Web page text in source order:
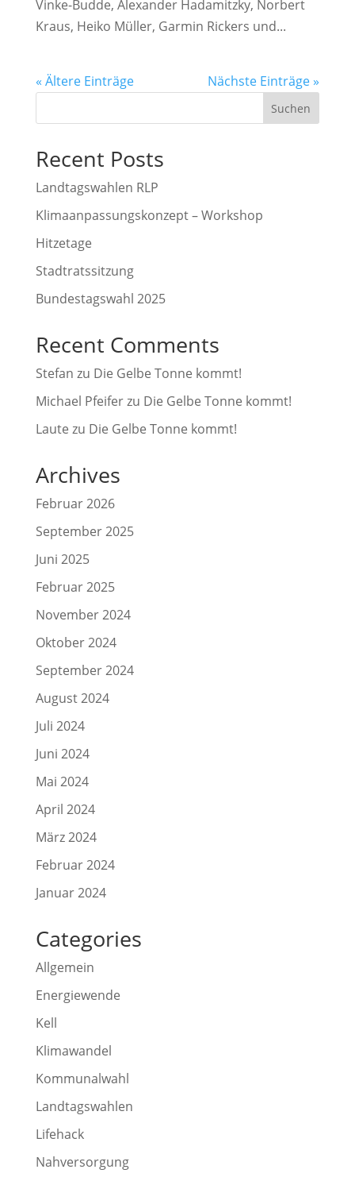
Vinke-Budde, Alexander Hadamitzky, Norbert
Kraus, Heiko Müller, Garmin Rickers und...
« Ältere Einträge Nächste Einträge »
Suchen
Recent Posts
Landtagswahlen RLP
Klimaanpassungskonzept – Workshop
Hitzetage
Stadtratssitzung
Bundestagswahl 2025
Recent Comments
Stefan zu Die Gelbe Tonne kommt!
Michael Pfeiferzu Die Gelbe Tonne kommt!
Laute zu Die Gelbe Tonne kommt!
Archives
Februar 2026
September 2025
Juni 2025
Februar 2025
November 2024
Oktober 2024
September 2024
August 2024
Juli 2024
Juni 2024
Mai 2024
April 2024
März 2024
Februar 2024
Januar 2024
Categories
Allgemein
Energiewende
Kell
Klimawandel
Kommunalwahl
Landtagswahlen
Lifehack
Nahversorgung